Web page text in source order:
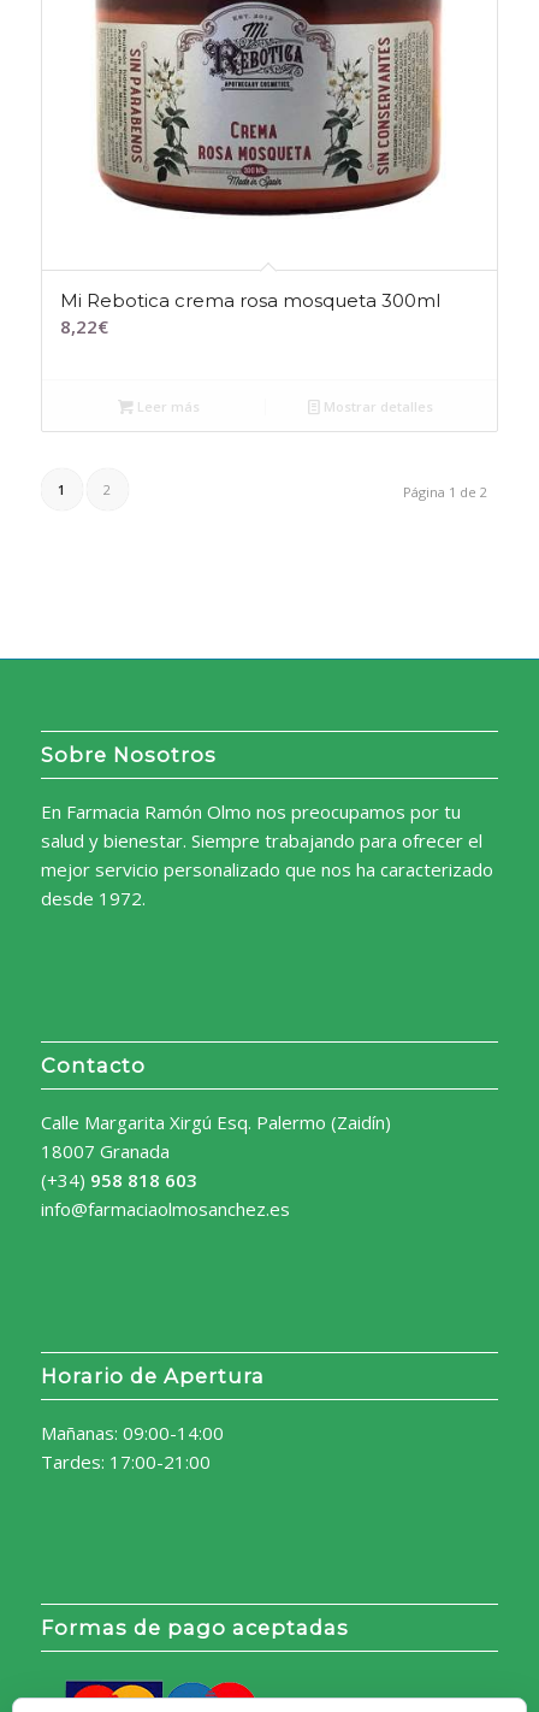
Mi Rebotica crema rosa mosqueta 300ml
8,22€
Leer más Mostrar detalles
Página 1 de 2
1 2
Sobre Nosotros
En Farmacia Ramón Olmo nos preocupamos por tu
salud y bienestar. Siempre trabajando para ofrecer el
mejor servicio personalizado que nos ha caracterizado
desde 1972.
Contacto
Calle Margarita Xirgú Esq. Palermo (Zaidín)
18007 Granada
(+34) 958 818 603
info@farmaciaolmosanchez.es
Horario de Apertura
Mañanas: 09:00-14:00
Tardes: 17:00-21:00
Formas de pago aceptadas